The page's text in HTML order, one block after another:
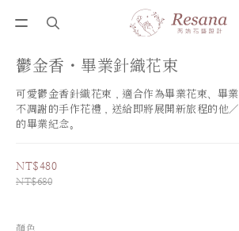
鬱金香・畢業針織花束
可愛鬱金香針織花束，適合作為畢業花束、畢業
不凋謝的手作花禮，送給即將展開新旅程的他
的畢業紀念。
NT$480
NT$680
顏色